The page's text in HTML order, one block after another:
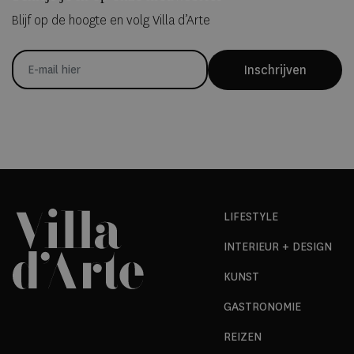
Blijf op de hoogte en volg Villa d’Arte
Inschrijven
LIFESTYLE
INTERIEUR + DESIGN
KUNST
GASTRONOMIE
REIZEN